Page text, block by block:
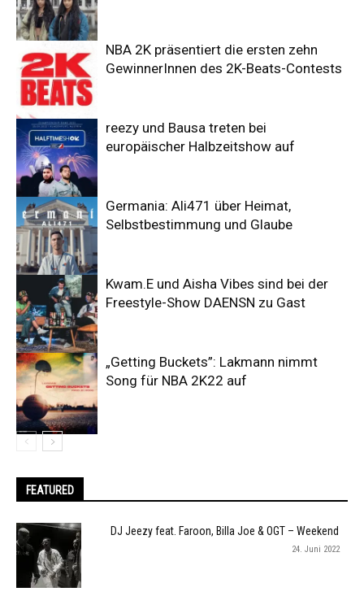
NBA 2K präsentiert die ersten zehn
GewinnerInnen des 2K-Beats-Contests
reezy und Bausa treten bei
europäischer Halbzeitshow auf
Germania: Ali471 über Heimat,
Selbstbestimmung und Glaube
Kwam.E und Aisha Vibes sind bei der
Freestyle-Show DAENSN zu Gast
„Getting Buckets”: Lakmann nimmt
Song für NBA 2K22 auf
FEATURED
DJ Jeezy feat. Faroon, Billa Joe & OGT – Weekend
24. Juni 2022